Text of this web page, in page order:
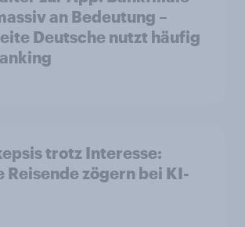
an Bedeutung –
Deutsche nutzt häufig
trotz Interesse:
Reisende zögern bei KI-